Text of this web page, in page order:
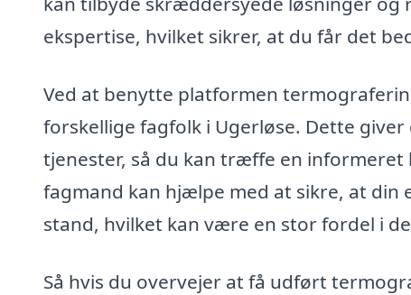
ekspertise, hvilket sikrer, at du får det
Ved at benytte platformen
forskellige fagfolk i Ugerløse. Dette
tjenester, så du kan træffe en
fagmand kan hjælpe med at sikre, at din
stand, hvilket kan være en stor fordel i
Så hvis du overvejer at få udført